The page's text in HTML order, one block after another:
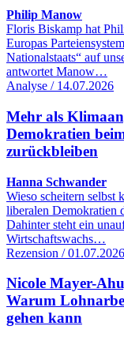
Philip Manow
Floris Biskamp hat
Europas
Nationalstaats“ auf
antwortet Manow…
Analyse / 14.07.2026
Mehr als
Demokratien
zurückbleiben
Hanna Schwander
Wieso scheitern selbst
liberalen Demokratien
Dahinter steht ein
Wirtschaftswachs…
Rezension / 01.07.2026
Nicole Mayer-
Warum
gehen kann